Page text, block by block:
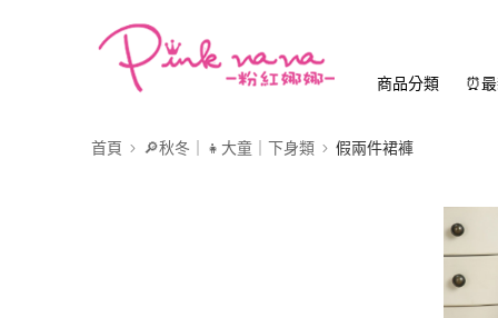
商品分類 ⏰
首頁 🔎秋冬｜👧大童｜下身類 假兩件裙褲